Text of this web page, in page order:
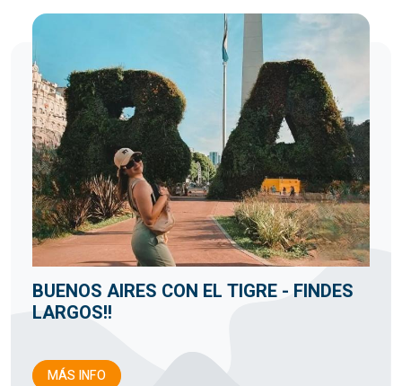
BUENOS AIRES CON EL TIGRE - FINDES
LARGOS!!
MÁS INFO